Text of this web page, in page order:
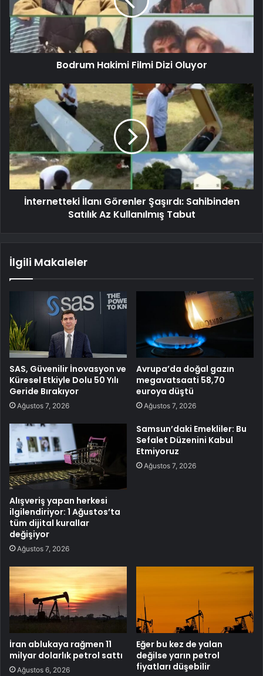
Bodrum Hakimi Filmi Dizi Oluyor
İnternetteki İlanı Görenler Şaşırdı: Sahibinden
Satılık Az Kullanılmış Tabut
İlgili Makaleler
SAS, Güvenilir İnovasyon ve
Küresel Etkiyle Dolu 50 Yılı
Geride Bırakıyor
Ağustos 7, 2026
Avrupa’da doğal gazın
megavatsaati 58,70
euroya düştü
Ağustos 7, 2026
Alışveriş yapan herkesi
ilgilendiriyor: 1 Ağustos’ta
tüm dijital kurallar
değişiyor
Ağustos 7, 2026
Samsun’daki Emekliler: Bu
Sefalet Düzenini Kabul
Etmiyoruz
Ağustos 7, 2026
İran ablukaya rağmen 11
milyar dolarlık petrol sattı
Ağustos 6, 2026
Eğer bu kez de yalan
değilse yarın petrol
fiyatları düşebilir